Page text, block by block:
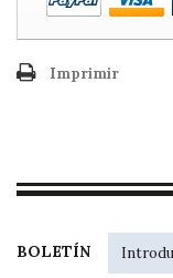
Imprimir
BOLETÍN